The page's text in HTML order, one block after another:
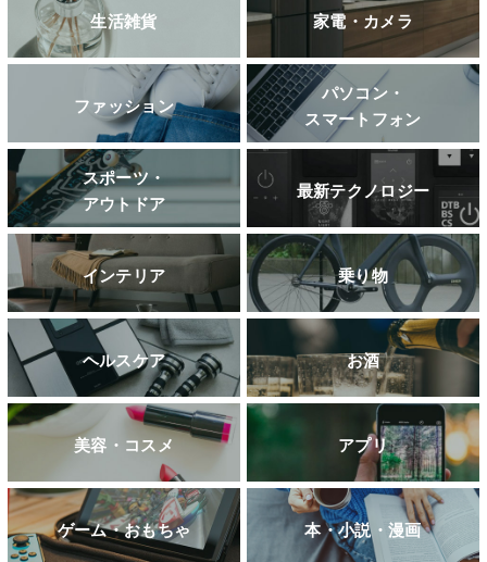
生活雑貨 家電・カメラ
ファッション
パソコン・
スマートフォン
スポーツ・
アウトドア
最新テクノロジー
インテリア 乗り物
ヘルスケア お酒
美容・コスメ アプリ
ゲーム・おもちゃ 本・小説・漫画